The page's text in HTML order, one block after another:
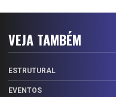
VEJA TAMBÉM
ESTRUTURAL
EVENTOS